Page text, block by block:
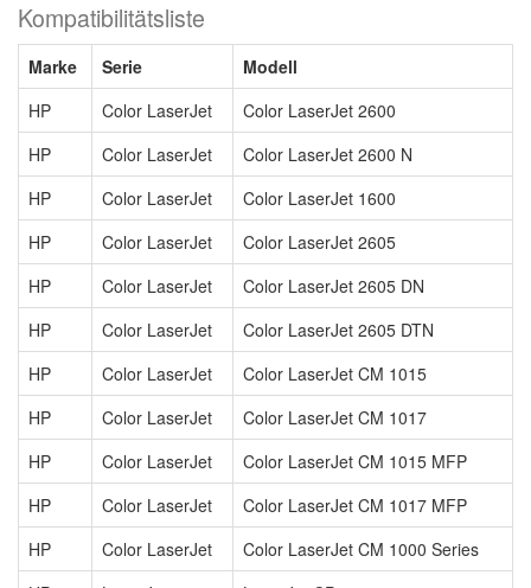
Kompatibilitätsliste
Marke Serie
Modell
HP
Color LaserJet
Color LaserJet 2600
HP
Color LaserJet
Color LaserJet 2600 N
HP
Color LaserJet
Color LaserJet 1600
HP
Color LaserJet
Color LaserJet 2605
HP
Color LaserJet
Color LaserJet 2605 DN
HP
Color LaserJet
Color LaserJet 2605 DTN
HP
Color LaserJet
Color LaserJet CM 1015
HP
Color LaserJet
Color LaserJet CM 1017
HP
Color LaserJet
Color LaserJet CM 1015 MFP
HP
Color LaserJet
Color LaserJet CM 1017 MFP
HP
Color LaserJet
Color LaserJet CM 1000 Series